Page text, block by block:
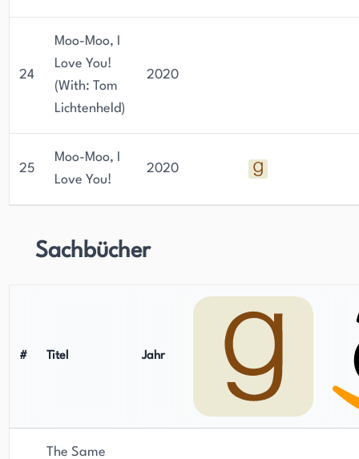
24
Moo-Moo, I
Love You!
(With: Tom
Lichtenheld)
2020
25
Moo-Moo, I
Love You!
2020
Sachbücher
# Titel Jahr
The Same